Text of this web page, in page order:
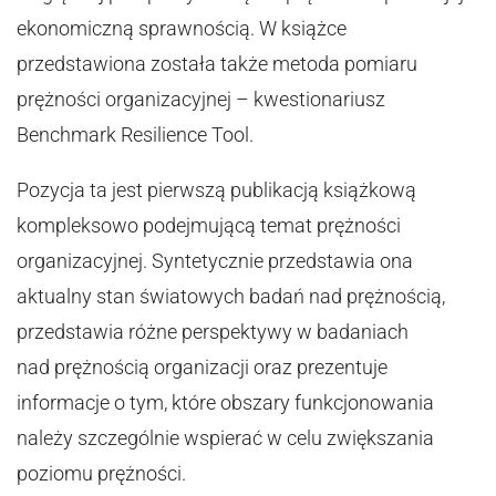
ekonomiczną sprawnością. W książce
przedstawiona została także metoda pomiaru
prężności organizacyjnej – kwestionariusz
Benchmark Resilience Tool.
Pozycja ta jest pierwszą publikacją książkową
kompleksowo podejmującą temat prężności
organizacyjnej. Syntetycznie przedstawia ona
aktualny stan światowych badań nad prężnością,
przedstawia różne perspektywy w badaniach
nad prężnością organizacji oraz prezentuje
informacje o tym, które obszary funkcjonowania
należy szczególnie wspierać w celu zwiększania
poziomu prężności.